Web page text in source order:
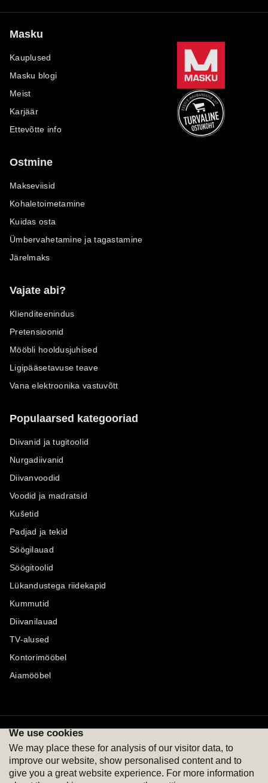
Masku
Kauplused
Masku blogi
Meist
Karjäär
Ettevõtte info
Ostmine
Makseviisid
Kohaletoimetamine
Kuidas osta
Ümbervahetamine ja tagastamine
Järelmaks
Vajate abi?
Klienditeenindus
Pretensioonid
Mööbli hooldusjuhised
Ligipääsetavuse teave
Vana elektroonika vastuvõtt
Populaarsed kategooriad
Diivanid ja tugitoolid
Nurgadiivanid
Diivanvoodid
Voodid ja madratsid
Kušetid
Padjad ja tekid
Söögilauad
Söögitoolid
Lükandustega riidekapid
Kummutid
Diivanilauad
TV-alused
Kontorimööbel
Aiamööbel
Maksevõimalused
We use cookies
We may place these for analysis of our visitor data, to
improve our website, show personalised content and to
give you a great website experience. For more information